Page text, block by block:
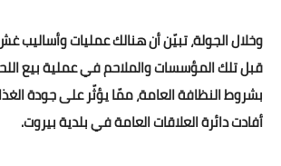
وخلال الجولة، تبيّن أن هنالك عمليات وأساليب
قبل تلك المؤسسات والملاحم في عملية بيع
بشروط النظافة العامة، ممّا يؤثّر على جودة
أفادت دائرة العلاقات العامة في بلدية بيروت.